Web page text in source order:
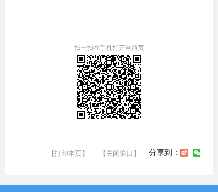
扫一扫在手机打开当前页
【打印本页】 【关闭窗口】 分享到：